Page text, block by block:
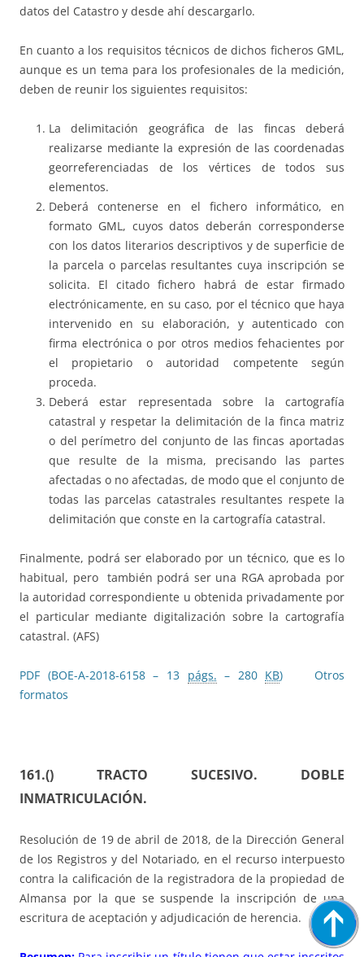
datos del Catastro y desde ahí descargarlo.
En cuanto a los requisitos técnicos de dichos ficheros GML,
aunque es un tema para los profesionales de la medición,
deben de reunir los siguientes requisitos:
La delimitación geográfica de las fincas deberá
realizarse mediante la expresión de las coordenadas
georreferenciadas de los vértices de todos sus
elementos.
Deberá contenerse en el fichero informático, en
formato GML, cuyos datos deberán corresponderse
con los datos literarios descriptivos y de superficie de
la parcela o parcelas resultantes cuya inscripción se
solicita. El citado fichero habrá de estar firmado
electrónicamente, en su caso, por el técnico que haya
intervenido en su elaboración, y autenticado con
firma electrónica o por otros medios fehacientes por
el propietario o autoridad competente según
proceda.
Deberá estar representada sobre la cartografía
catastral y respetar la delimitación de la finca matriz
o del perímetro del conjunto de las fincas aportadas
que resulte de la misma, precisando las partes
afectadas o no afectadas, de modo que el conjunto de
todas las parcelas catastrales resultantes respete la
delimitación que conste en la cartografía catastral.
Finalmente, podrá ser elaborado por un técnico, que es lo
habitual, pero también podrá ser una RGA aprobada por
la autoridad correspondiente u obtenida privadamente por
el particular mediante digitalización sobre la cartografía
catastral. (AFS)
PDF (BOE-A-2018-6158 – 13 págs. – 280 KB)
Otros
formatos
161.() TRACTO SUCESIVO. DOBLE
INMATRICULACIÓN.
Resolución de 19 de abril de 2018, de la Dirección General
de los Registros y del Notariado, en el recurso interpuesto
contra la calificación de la registradora de la propiedad de
Almansa por la que se suspende la inscripción de una
escritura de aceptación y adjudicación de herencia.